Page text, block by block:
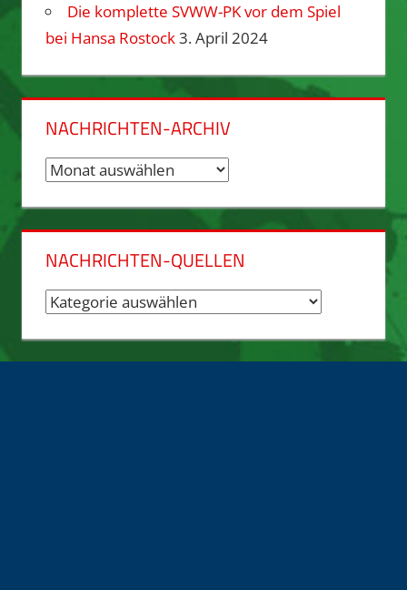
Die komplette SVWW-PK vor dem Spiel
bei Hansa Rostock3. April 2024
NACHRICHTEN-ARCHIV
Nachrichten-
NACHRICHTEN-QUELLEN
Nachrichten-